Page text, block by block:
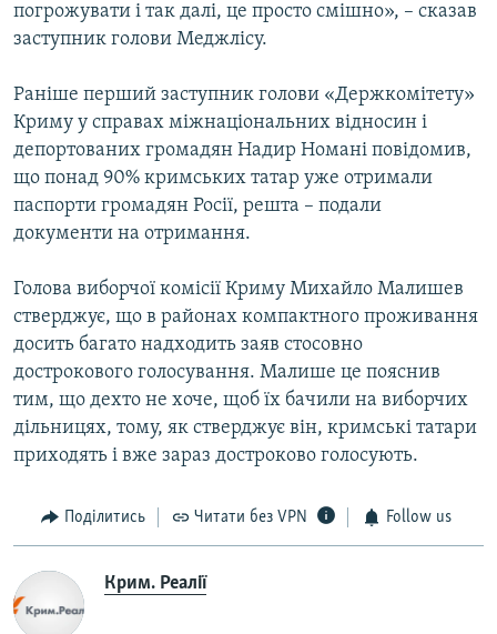
погрожувати і так далі, це просто смішно», – сказав
заступник голови Меджлісу.
Раніше перший заступник голови «Держкомітету»
Криму у справах міжнаціональних відносин і
депортованих громадян Надир Номані повідомив,
що понад 90% кримських татар уже отримали
паспорти громадян Росії, решта – подали
документи на отримання.
Голова виборчої комісії Криму Михайло Малишев
стверджує, що в районах компактного проживання
досить багато надходить заяв стосовно
дострокового голосування. Малише це пояснив
тим, що дехто не хоче, щоб їх бачили на виборчих
дільницях, тому, як стверджує він, кримські татари
приходять і вже зараз достроково голосують.
Поділитись Читати без VPN Follow us
Крим. Реалії